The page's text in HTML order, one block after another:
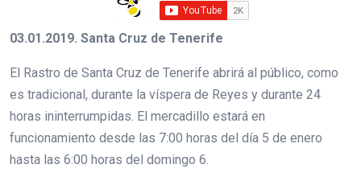
03.01.2019. Santa Cruz de Tenerife
El Rastro de Santa Cruz de Tenerife abrirá al público, como
es tradicional, durante la víspera de Reyes y durante 24
horas ininterrumpidas. El mercadillo estará en
funcionamiento desde las 7:00 horas del día 5 de enero
hasta las 6:00 horas del domingo 6.